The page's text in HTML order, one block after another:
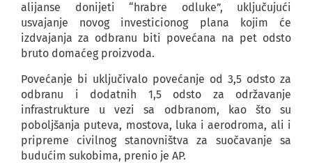
alijanse donijeti “hrabre odluke”, uključujući
usvajanje novog investicionog plana kojim će
izdvajanja za odbranu biti povećana na pet odsto
bruto domaćeg proizvoda.
Povećanje bi uključivalo povećanje od 3,5 odsto za
odbranu i dodatnih 1,5 odsto za održavanje
infrastrukture u vezi sa odbranom, kao što su
poboljšanja puteva, mostova, luka i aerodroma, ali i
pripreme civilnog stanovništva za suočavanje sa
budućim sukobima, prenio je AP.